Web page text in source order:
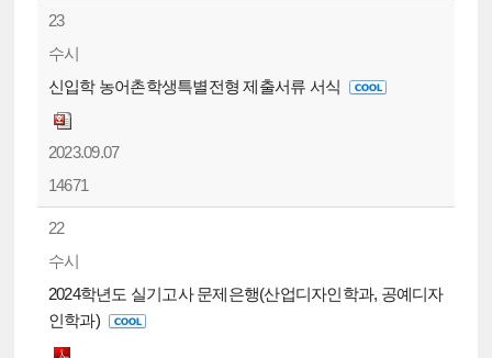
23
수시
신입학 농어촌학생특별전형 제출서류 서식
2023.09.07
14671
22
수시
2024학년도 실기고사 문제은행(산업디자인학과, 공예디자
인학과)